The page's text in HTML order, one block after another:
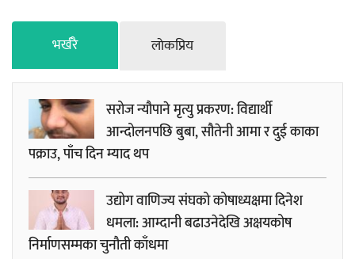
भर्खरै लाेकप्रिय
सरोज न्यौपाने मृत्यु प्रकरण: विद्यार्थी
आन्दोलनपछि बुबा, सौतेनी आमा र दुई काका
पक्राउ, पाँच दिन म्याद थप
उद्योग वाणिज्य संघको कोषाध्यक्षमा दिनेश
धमला: आम्दानी बढाउनेदेखि अक्षयकोष
निर्माणसम्मका चुनौती काँधमा